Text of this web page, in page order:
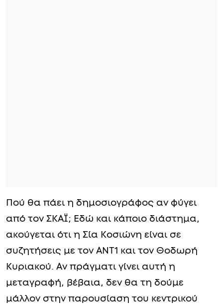
Πού θα πάει η δημοσιογράφος αν φύγει
από τον ΣΚΑΪ; Εδώ και κάποιο διάστημα,
ακούγεται ότι η Σία Κοσιώνη είναι σε
συζητήσεις με τον ΑΝΤ1 και τον Θοδωρή
Κυριακού. Αν πράγματι γίνει αυτή η
μεταγραφή, βέβαια, δεν θα τη δούμε
μάλλον στην παρουσίαση του κεντρικού